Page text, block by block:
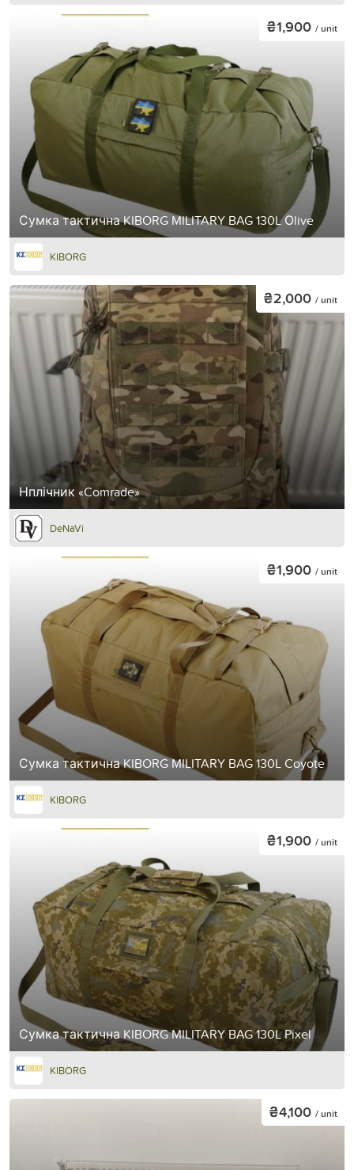
Сумка тактична KIBORG MILITARY BAG 130L Оlive
₴1,900 / unit
KIBORG
Нплічник «Comrade»
₴2,000 / unit
DeNaVi
Сумка тактична KIBORG MILITARY BAG 130L Coyote
₴1,900 / unit
KIBORG
Сумка тактична KIBORG MILITARY BAG 130L Pixel
₴1,900 / unit
KIBORG
₴4,100 / unit